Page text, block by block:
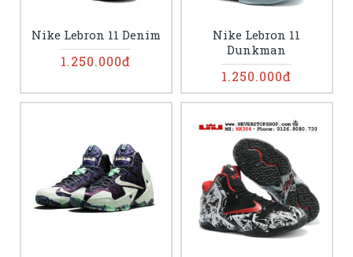
Nike Lebron 11 Denim
1.250.000đ
Nike Lebron 11
Dunkman
1.250.000đ